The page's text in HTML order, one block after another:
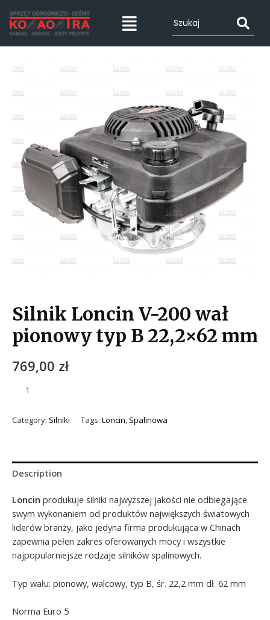
Silnik Loncin V-200 wał
pionowy typ B 22,2×62 mm
769,00 zł
Category: Silniki Tags: Loncin, Spalinowa
Description
Loncin produkuje silniki najwyższej jakości nie odbiegające
swym wykonaniem od produktów największych światowych
liderów branży, jako jedyna firma produkująca w Chinach
zapewnia pełen zakres oferowanych mocy i wszystkie
najpopularniejsze rodzaje silników spalinowych.
Typ wału: pionowy, walcowy, typ B, śr. 22,2 mm dł. 62 mm
Norma Euro 5